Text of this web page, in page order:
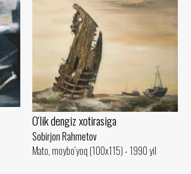
O'lik dengiz xotirasiga
Sobirjon Rahmetov
Mato, moybo‘yoq (100x115) - 1990 yil